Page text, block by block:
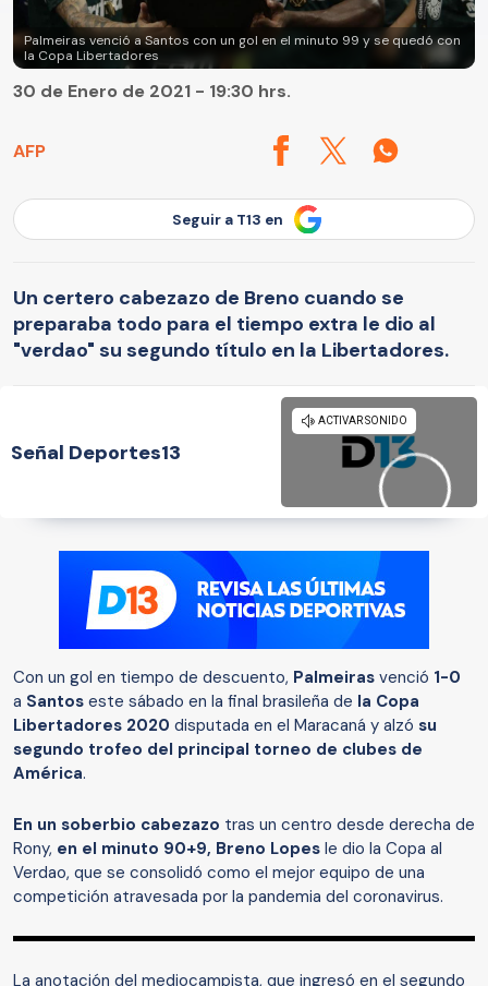
Palmeiras venció a Santos con un gol en el minuto 99 y se quedó con
la Copa Libertadores
AFP
30 de Enero de 2021 - 19:30 hrs.
Seguir a T13 en
Un certero cabezazo de Breno cuando se
preparaba todo para el tiempo extra le dio al
"verdao" su segundo título en la Libertadores.
Señal Deportes13
Con un gol en tiempo de descuento, Palmeiras venció 1-0
a Santos este sábado en la final brasileña de la Copa
Libertadores 2020 disputada en el Maracaná y alzó su
segundo trofeo del principal torneo de clubes de
América.
En un soberbio cabezazo tras un centro desde derecha de
Rony, en el minuto 90+9, Breno Lopes le dio la Copa al
Verdao, que se consolidó como el mejor equipo de una
competición atravesada por la pandemia del coronavirus.
La anotación del mediocampista, que ingresó en el segundo